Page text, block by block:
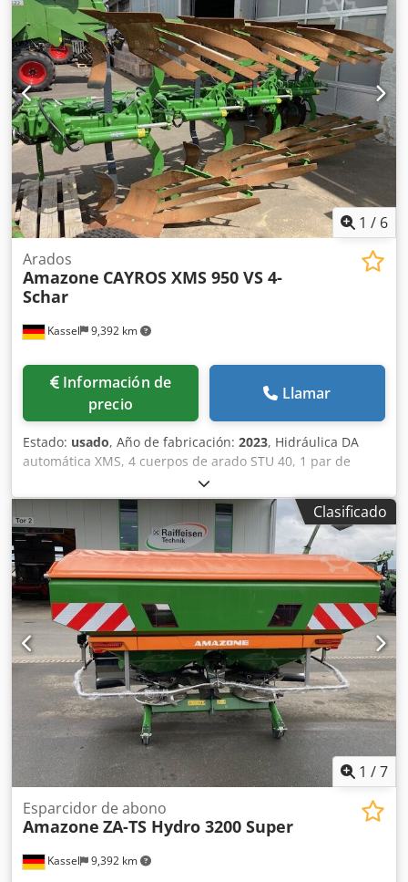
instalación para dispositivos base ZA, recogedor de
suciedad S / iluminación LED Cjdpfxjt Dwh Re Ag Aoha
1 / 6
Kassel 9,392 km
Arados
Amazone CAYROS XMS 950 VS 4-
Schar
Información de
precio
Llamar
Estado: usado, Año de fabricación: 2023, Hidráulica DA
automática XMS, 4 cuerpos de arado STU 40, 1 par de
cuchillas 4x 430 HD, 1 par de protectores de desgaste, 1
par de 4 rejas delanteras M0 RH65-85, cuchilla de disco
DM 500 para desbloqueo hidráulico de piedras reforzado,
rueda de soporte oscilante DM680. Cjdpjtvf Rwefx Ag Aeha
Clasificado
1 /7
Kassel 9,392 km
Esparcidor de abono
Amazone ZA-TS Hydro 3200 Super